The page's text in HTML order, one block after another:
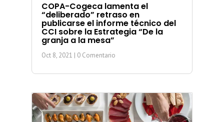
COPA-Cogeca lamenta el
“deliberado” retraso en
publicarse el informe técnico del
CCI sobre la Estrategia “De la
granja a la mesa”
Oct 8, 2021 | 0 Comentario